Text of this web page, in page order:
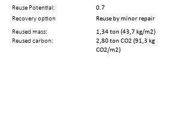
Reuse Potential:
0.7
Recovery option
Reuse by minor repair
Reused mass:
1,34 ton (43,7 kg/m2)
Reused carbon:
2,80 ton CO2 (91,3 kg
CO2/m2)